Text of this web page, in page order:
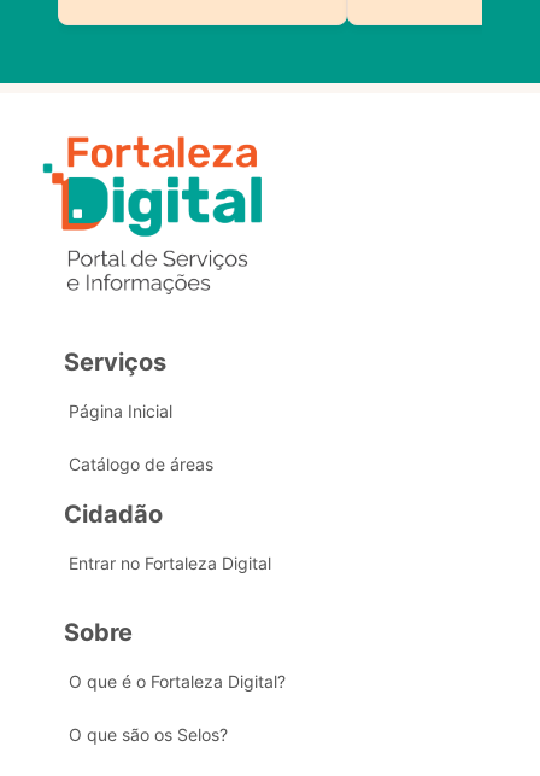
Serviços
Página Inicial
Catálogo de áreas
Cidadão
Entrar no Fortaleza Digital
Sobre
O que é o Fortaleza Digital?
O que são os Selos?